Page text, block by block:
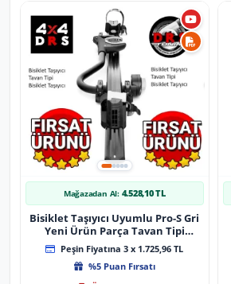
Mağazadan Al: 4.528,10 TL
Bisiklet Taşıyıcı Uyumlu Pro-S Gri
Yeni Ürün Parça Tavan Tipi
Bisiklet Taşıyıcı
Peşin Fiyatına 3 x 1.725,96 TL
%5 Puan Fırsatı